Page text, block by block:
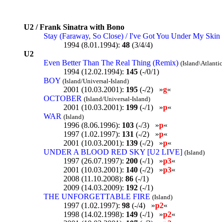
U2 / Frank Sinatra with Bono
Stay (Faraway, So Close) / I've Got You Under My Skin
1994 (8.01.1994): 48 (3/4/4)
U2
Even Better Than The Real Thing (Remix)
1994 (12.02.1994): 145 (-/0/1)
BOY (Island/Universal-Island)
2001 (10.03.2001): 195 (-/2) »g«
OCTOBER (Island/Universal-Island)
2001 (10.03.2001): 199 (-/1) »p«
WAR (Island)
1996 (8.06.1996): 103 (-/3) »p«
1997 (1.02.1997): 131 (-/2) »p«
2001 (10.03.2001): 139 (-/2) »p«
UNDER A BLOOD RED SKY [U2 LIVE] (Island)
1997 (26.07.1997): 200 (-/1) »p3«
2001 (10.03.2001): 140 (-/2) »p3«
2008 (11.10.2008): 86 (-/1)
2009 (14.03.2009): 192 (-/1)
THE UNFORGETTABLE FIRE (Island)
1997 (1.02.1997): 98 (-/4) »p2«
1998 (14.02.1998): 149 (-/1) »p2«